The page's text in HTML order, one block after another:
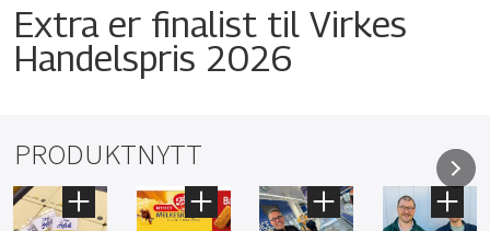
Extra er finalist til Virkes
Handelspris 2026
PRODUKTNYTT